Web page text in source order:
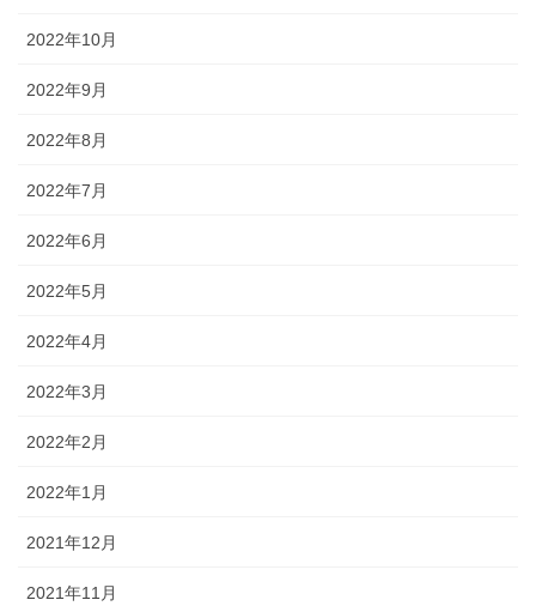
2022年10月
2022年9月
2022年8月
2022年7月
2022年6月
2022年5月
2022年4月
2022年3月
2022年2月
2022年1月
2021年12月
2021年11月